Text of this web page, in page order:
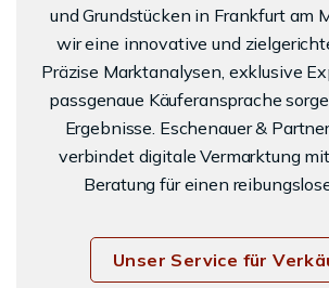
und Grundstücken in Frankfurt am
wir eine innovative und
Präzise Marktanalysen, exklusive
passgenaue Käuferansprache
Ergebnisse. Eschenauer &
verbindet digitale Vermarktung
Beratung für einen
Unser Service für